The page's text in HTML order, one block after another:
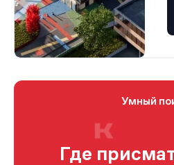
Умный
Где